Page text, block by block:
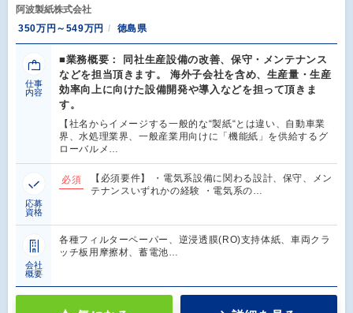
阿波製紙株式会社
350万円～549万円
徳島県
仕事
内容
■業務概要： 同社生産設備の改善、保守・メンテナンス
などを担当頂きます。 海外子会社を含め、生産量・生産
効率向上に向けた設備開発や導入などを担って頂きま
す。
【社名からイメージする一般的な“製紙“とは違い、自動車業
界、水処理業界、一般産業用向けに「機能紙」を供給するグ
ローバルメ…
応募
資格
必須
【必須要件】 ・電気系設備に関わる設計、保守、メン
テナンスいずれかの経験 ・電気系の…
会社
概要
各種フィルターペーパー、逆浸透膜(RO)支持体紙、車両クラ
ッチ板用摩擦材、蓄電池…